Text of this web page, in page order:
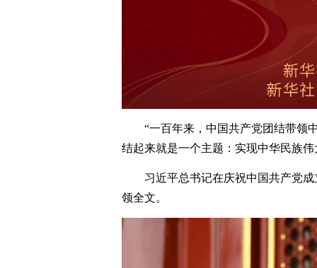
“一百年来，中国共产党团结带领
结起来就是一个主题：实现中华民族伟
习近平总书记在庆祝中国共产党
领全文。